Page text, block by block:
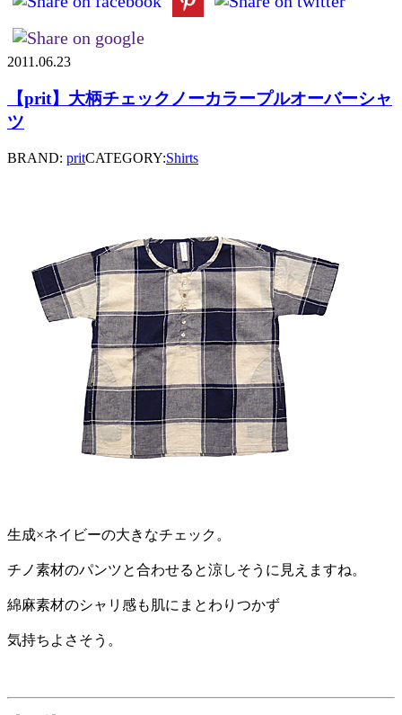
2011.06.23
【prit】大柄チェックノーカラープルオーバーシャ
ツ
BRAND: pritCATEGORY:Shirts
生成×ネイビーの大きなチェック。
チノ素材のパンツと合わせると涼しそうに見えますね。
綿麻素材のシャリ感も肌にまとわりつかず
気持ちよさそう。